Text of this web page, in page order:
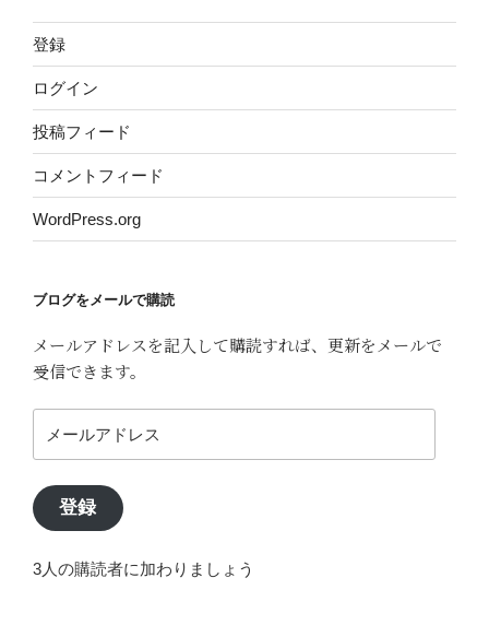
登録
ログイン
投稿フィード
コメントフィード
WordPress.org
ブログをメールで購読
メールアドレスを記入して購読すれば、更新をメールで
受信できます。
ー
ア
ド
ス
登録
3人の購読者に加わりましょう